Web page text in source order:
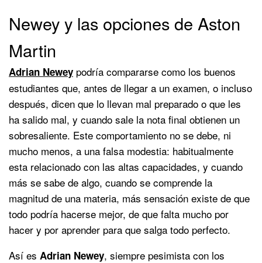
Newey y las opciones de Aston
Martin
Adrian Newey podría compararse como los buenos
estudiantes que, antes de llegar a un examen, o incluso
después, dicen que lo llevan mal preparado o que les
ha salido mal, y cuando sale la nota final obtienen un
sobresaliente. Este comportamiento no se debe, ni
mucho menos, a una falsa modestia: habitualmente
esta relacionado con las altas capacidades, y cuando
más se sabe de algo, cuando se comprende la
magnitud de una materia, más sensación existe de que
todo podría hacerse mejor, de que falta mucho por
hacer y por aprender para que salga todo perfecto.
Así es Adrian Newey, siempre pesimista con los